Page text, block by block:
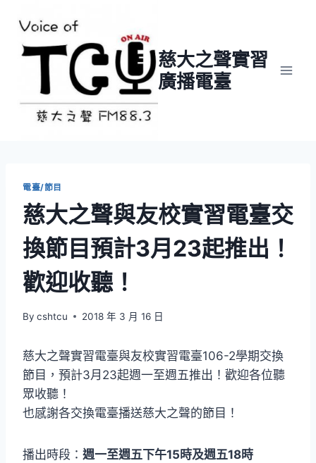
content
慈大之聲實習
廣播電臺
電臺/節目
慈大之聲與友校實習電臺交
換節目預計3月23起推出！
歡迎收聽！
By cshtcu 2018 年 3 月 16 日
慈大之聲實習電臺與友校實習電臺106-2學期交換
節目，預計3月23起週一至週五推出！歡迎各位聽
眾收聽！
也感謝各交換電臺播送慈大之聲的節目！
播出時段： 週一至週五下午15時及週五18時